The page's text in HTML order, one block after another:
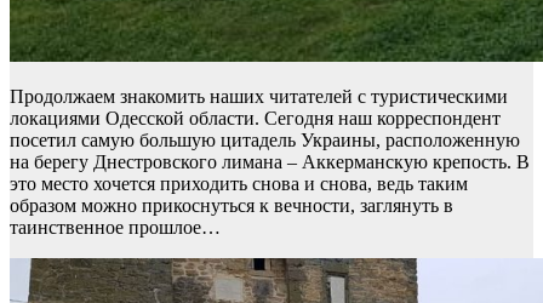
Продолжаем знакомить наших читателей с туристическими
локациями Одесской области. Сегодня наш корреспондент
посетил самую большую цитадель Украины, расположенную
на берегу Днестровского лимана – Аккерманскую крепость. В
это место хочется приходить снова и снова, ведь таким
образом можно прикоснуться к вечности, заглянуть в
таинственное прошлое…